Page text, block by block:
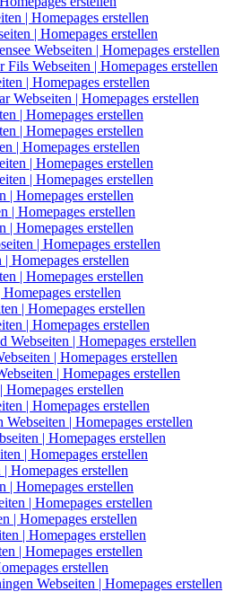
| Homepages erstellen
| Homepages erstellen
Webseiten | Homepages erstellen
Fils Webseiten | Homepages erstellen
| Homepages erstellen
Webseiten | Homepages erstellen
| Homepages erstellen
| Homepages erstellen
| Homepages erstellen
| Homepages erstellen
| Homepages erstellen
| Homepages erstellen
| Homepages erstellen
| Homepages erstellen
| Homepages erstellen
| Homepages erstellen
| Homepages erstellen
erstellen
| Homepages erstellen
| Homepages erstellen
Webseiten | Homepages erstellen
| Homepages erstellen
| Homepages erstellen
Homepages erstellen
| Homepages erstellen
| Homepages erstellen
| Homepages erstellen
| Homepages erstellen
Homepages erstellen
| Homepages erstellen
| Homepages erstellen
| Homepages erstellen
| Homepages erstellen
| Homepages erstellen
erstellen
Webseiten | Homepages erstellen